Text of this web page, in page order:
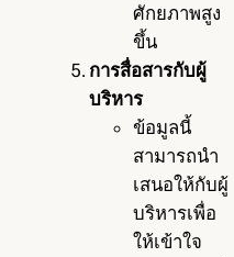
ศักยภาพสูง
ขึ้น
การสื่อสารกับผู้
บริหาร
ข้อมูลนี้
สามารถนำ
เสนอให้กับผู้
บริหารเพื่อ
ให้เข้าใจ